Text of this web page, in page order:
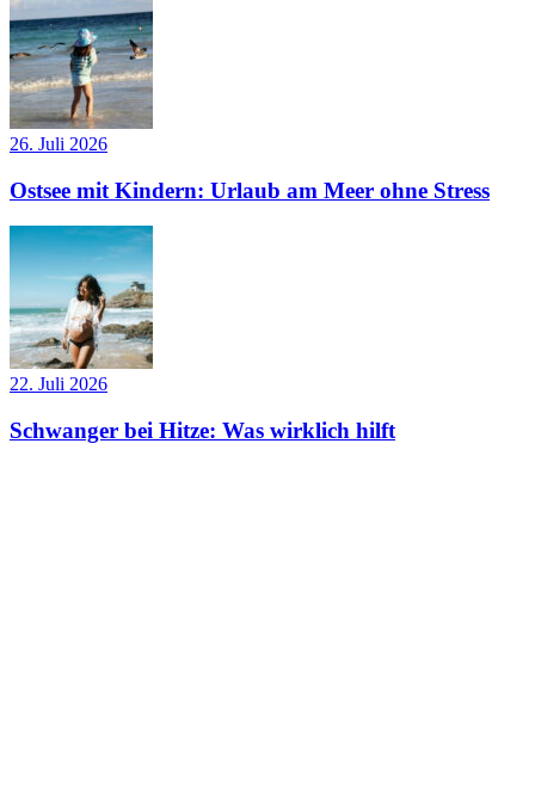
26. Juli 2026
Ostsee mit Kindern: Urlaub am Meer ohne Stress
22. Juli 2026
Schwanger bei Hitze: Was wirklich hilft